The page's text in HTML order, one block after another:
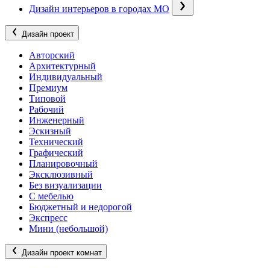
Дизайн интерьеров в городах МО
Дизайн проект
Авторский
Архитектурный
Индивидуальный
Премиум
Типовой
Рабочий
Инженерный
Эскизный
Технический
Графический
Планировочный
Эксклюзивный
Без визуализации
С мебелью
Бюджетный и недорогой
Экспресс
Мини (небольшой)
Дизайн проект комнат